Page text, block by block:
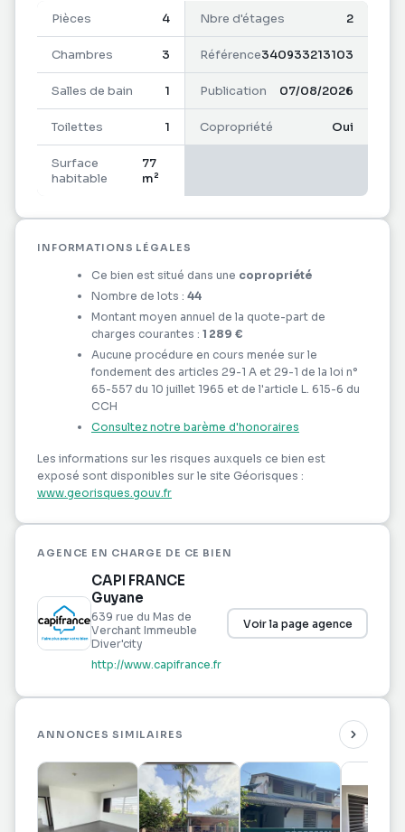
toutes les commodités.
Dès l'entrée, vous serez séduit par un vaste séjour
traversant, baigné de lumière naturelle,
parfaitement ventilé et climatisé, offrant un espace
de vie chaleureux et convivial, idéal pour recevoir
famille et amis.
La cuisine, entièrement rénovée et aménagée, allie
modernité, fonctionnalité et confort au quotidien.
L'espace nuit se compose de trois chambres
climatisées, toutes équipées de placards intégrés,
garantissant un confort optimal.
La salle d'eau, entièrement rénovée, séduit par son
design moderne et son élégance. Fonctionnelle et
soignée, elle est complétée par des sanitaires
indépendants, offrant un confort supplémentaire
Pour compléter ses prestations, l'appartement
dispose également d'une buanderie, de nombreux
espaces de rangement, d'un balcon ainsi que d'une
agréable terrasse, parfaite pour profiter des
extérieurs.
La résidence offre des prestations de qualité :
Résidence fermée et sécurisée ;
Portail automatique et portillon avec digicode ;
Local à vélos ;
Les atouts de ce bien :
Aucun travaux à prévoir ;
Pièces 4 Nbre d'étages 2
Chambres 3 Référence340933213103
Salles de bain 1 Publication 07/08/2026
Toilettes 1 Copropriété Oui
Surface
habitable
77
m²
INFORMATIONS LÉGALES
Ce bien est situé dans une copropriété
Nombre de lots : 44
Montant moyen annuel de la quote-part de
charges courantes : 1 289 €
Aucune procédure en cours menée sur le
fondement des articles 29-1 A et 29-1 de la loi n°
65-557 du 10 juillet 1965 et de l'article L. 615-6 du
CCH
Consultez notre barème d'honoraires
Les informations sur les risques auxquels ce bien est
exposé sont disponibles sur le site Géorisques :
www.georisques.gouv.fr
AGENCE EN CHARGE DE CE BIEN
CAPI FRANCE
Guyane
639 rue du Mas de
Verchant Immeuble
Diver'city
http://www.capifrance.fr
Voir la page agence
ANNONCES SIMILAIRES